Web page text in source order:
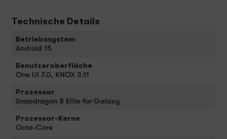
Technische Details
Betriebssystem
Android 15
Benutzeroberfläche
One UI 7.0, KNOX 3.11
Prozessor
Snapdragon 8 Elite for Galaxy
Prozessor-Kerne
Octa-Core